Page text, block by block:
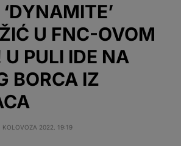
U FNC-OVOM
PULI IDE NA
BORCA IZ
KOLOVOZA 2022. 19:19